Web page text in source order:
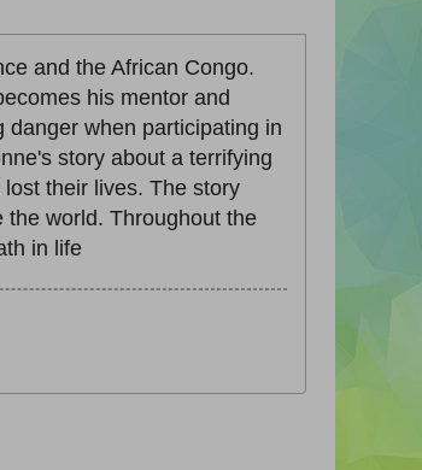
and the African Congo.
his mentor and
when participating in
story about a terrifying
their lives. The story
world. Throughout the
in life